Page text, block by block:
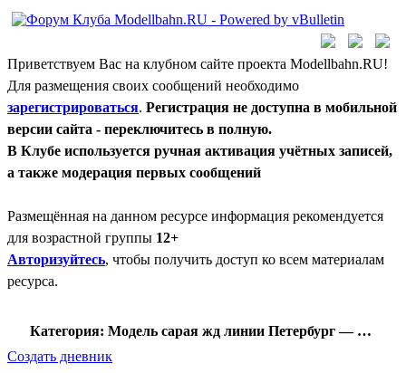
Приветствуем Вас на клубном сайте проекта Modellbahn.RU!
Для размещения своих сообщений необходимо
зарегистрироваться. Регистрация не доступна в мобильной
версии сайта - переключитесь в полную.
В Клубе используется ручная активация учётных записей,
а также модерация первых сообщений
Размещённая на данном ресурсе информация рекомендуется
для возрастной группы 12+
Авторизуйтесь, чтобы получить доступ ко всем материалам
ресурса.
Категория: Модель сарая жд линии Петербург — Вологда
Создать дневник